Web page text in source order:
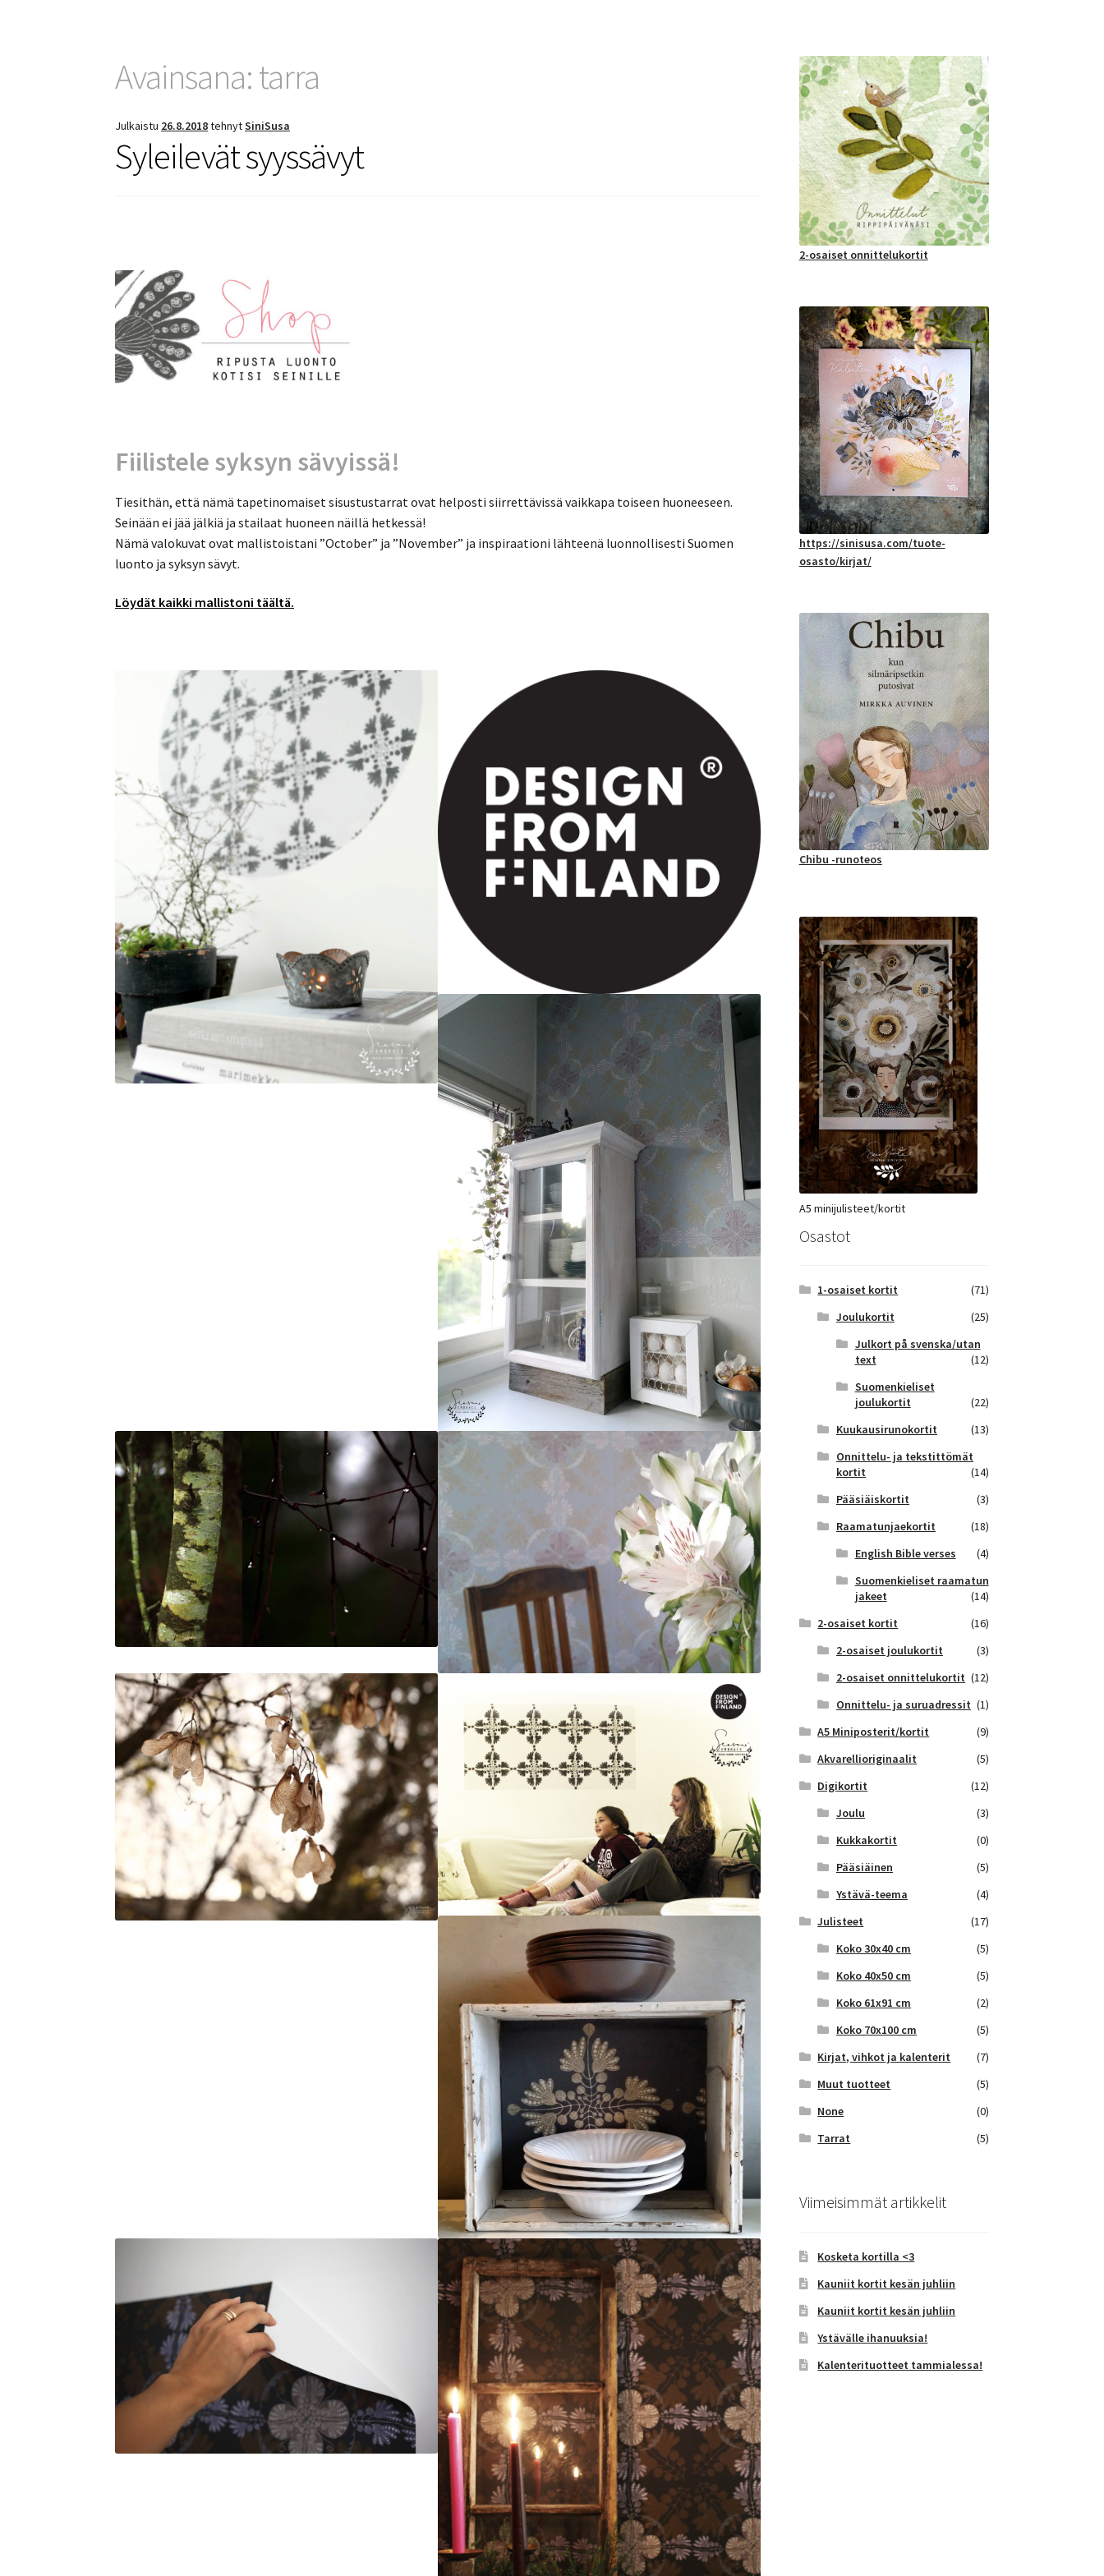
Avainsana:tarra
Julkaistu 26.8.2018tehnytSiniSusa
Syleilevät syyssävyt
Fiilistele syksyn sävyissä!
Tiesithän, että nämä tapetinomaiset sisustustarrat ovat helposti siirrettävissä vaikkapa toiseen huoneeseen.
Seinään ei jää jälkiä ja stailaat huoneen näillä hetkessä!
Nämä valokuvat ovat mallistoistani ”October” ja ”November” ja inspiraationi lähteenä luonnollisesti Suomen
luonto ja syksyn sävyt.
Löydät kaikki mallistoni täältä.
2-osaiset onnittelukortit
https://sinisusa.com/tuote-
osasto/kirjat/
Chibu -runoteos
A5 minijulisteet/kortit
Osastot
1-osaiset kortit
(71)
Joulukortit
(25)
Julkort på svenska/utan
text
(12)
Suomenkieliset
joulukortit
(22)
Kuukausirunokortit
(13)
Onnittelu- ja tekstittömät
kortit
(14)
Pääsiäiskortit
(3)
Raamatunjaekortit
(18)
English Bible verses
(4)
Suomenkieliset raamatun
jakeet
(14)
2-osaiset kortit
(16)
2-osaiset joulukortit
(3)
2-osaiset onnittelukortit (12)
Onnittelu- ja suruadressit (1)
A5 Miniposterit/kortit
(9)
Akvarellioriginaalit
(5)
Digikortit
(12)
Joulu
(3)
Kukkakortit
(0)
Pääsiäinen
(5)
Ystävä-teema
(4)
Julisteet
(17)
Koko 30x40 cm
(5)
Koko 40x50 cm
(5)
Koko 61x91 cm
(2)
Koko 70x100 cm
(5)
Kirjat, vihkot ja kalenterit
(7)
Muut tuotteet
(5)
None
(0)
Tarrat
(5)
Viimeisimmät artikkelit
Kosketa kortilla <3
Kauniit kortit kesän juhliin
Kauniit kortit kesän juhliin
Ystävälle ihanuuksia!
Kalenterituotteet tammialessa!